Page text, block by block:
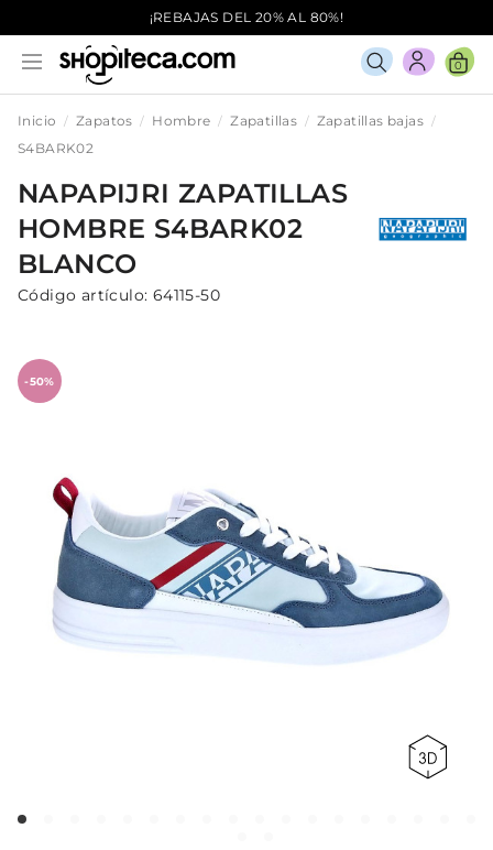
¡REBAJAS DEL 20% AL 80%!
0
Inicio Zapatos Hombre Zapatillas
Zapatillas bajas
S4BARK02
NAPAPIJRI ZAPATILLAS
HOMBRE S4BARK02
BLANCO
Código artículo: 64115-50
-50%